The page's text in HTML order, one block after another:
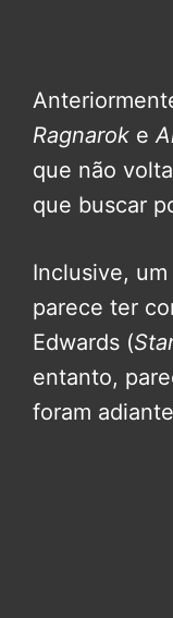
Ragnarok e
que não
que buscar
Inclusive,
parece ter
Edwards (
entanto,
foram